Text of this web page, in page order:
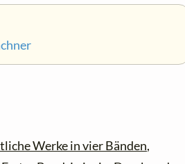
Werke in vier Bänden,